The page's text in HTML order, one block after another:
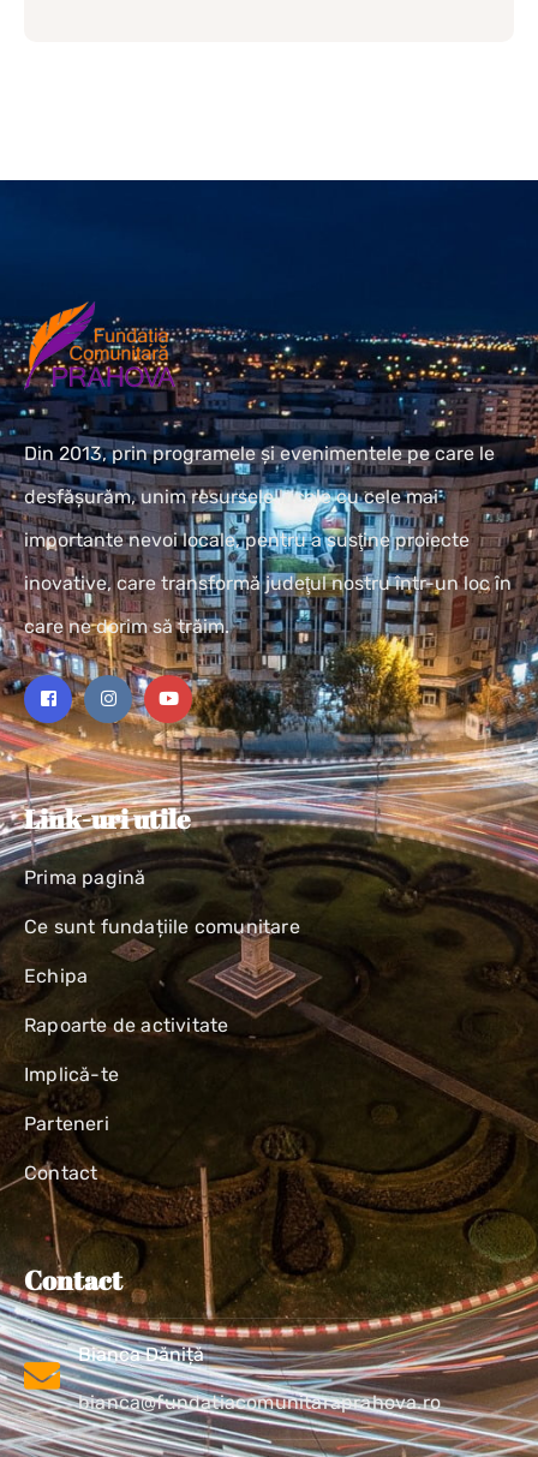
Din 2013, prin programele și evenimentele pe care le
desfășurăm, unim resursele locale cu cele mai
importante nevoi locale, pentru a susţine proiecte
inovative, care transformă judeţul nostru într-un loc în
care ne dorim să trăim.
Link-uri utile
Prima pagină
Ce sunt fundațiile comunitare
Echipa
Rapoarte de activitate
Implică-te
Parteneri
Contact
Contact
Bianca Dăniță
bianca@fundatiacomunitaraprahova.ro